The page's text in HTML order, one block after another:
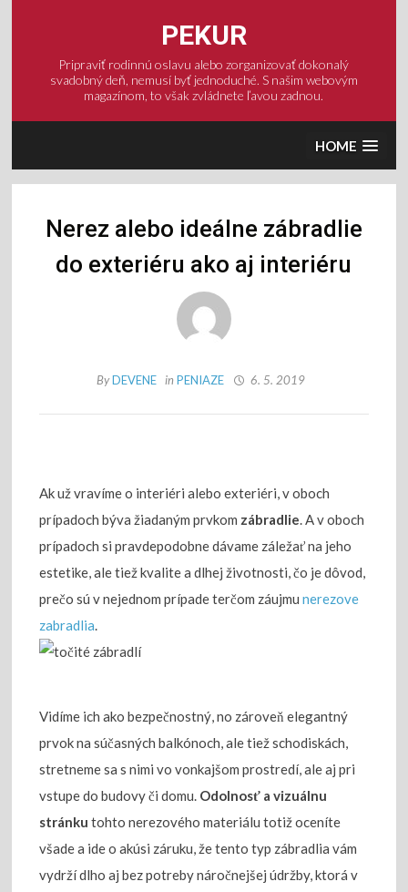
PEKUR
Pripraviť rodinnú oslavu alebo zorganizovať dokonalý
svadobný deň, nemusí byť jednoduché. S našim webovým
magazínom, to však zvládnete ľavou zadnou.
HOME
Nerez alebo ideálne zábradlie
do exteriéru ako aj interiéru
ByDEVENE inPENIAZE 6. 5. 2019
Ak už vravíme o interiéri alebo exteriéri, v oboch
prípadoch býva žiadaným prvkom zábradlie. A v oboch
prípadoch si pravdepodobne dávame záležať na jeho
estetike, ale tiež kvalite a dlhej životnosti, čo je dôvod,
prečo sú v nejednom prípade terčom záujmunerezove
zabradlia.
Vidíme ich ako bezpečnostný, no zároveň elegantný
prvok na súčasných balkónoch, ale tiež schodiskách,
stretneme sa s nimi vo vonkajšom prostredí, ale aj pri
vstupe do budovy či domu. Odolnosť a vizuálnu
stránku tohto nerezového materiálu totiž oceníte
všade a ide o akúsi záruku, že tento typ zábradlia vám
vydrží dlho aj bez potreby náročnejšej údržby, ktorá v